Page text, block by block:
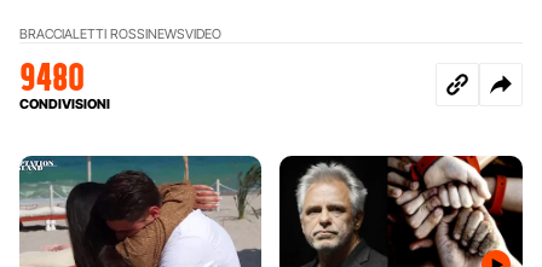
BRACCIALETTI ROSSINEWSVIDEO
9480
CONDIVISIONI